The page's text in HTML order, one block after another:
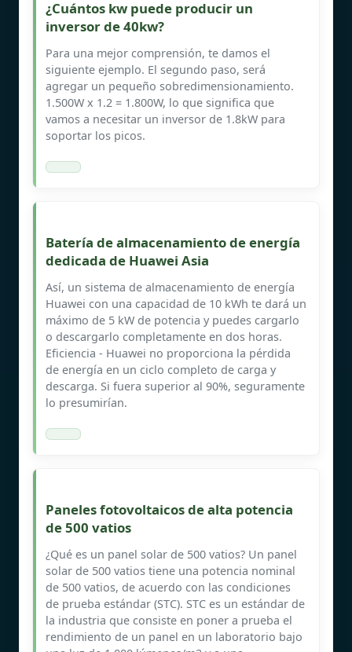
¿Cuántos kw puede producir un
inversor de 40kw?
Para una mejor comprensión, te damos el
siguiente ejemplo. El segundo paso, será
agregar un pequeño sobredimensionamiento.
1.500W x 1.2 = 1.800W, lo que significa que
vamos a necesitar un inversor de 1.8kW para
soportar los picos.
Batería de almacenamiento de energía
dedicada de Huawei Asia
Así, un sistema de almacenamiento de energía
Huawei con una capacidad de 10 kWh te dará un
máximo de 5 kW de potencia y puedes cargarlo
o descargarlo completamente en dos horas.
Eficiencia - Huawei no proporciona la pérdida
de energía en un ciclo completo de carga y
descarga. Si fuera superior al 90%, seguramente
lo presumirían.
Paneles fotovoltaicos de alta potencia
de 500 vatios
¿Qué es un panel solar de 500 vatios? Un panel
solar de 500 vatios tiene una potencia nominal
de 500 vatios, de acuerdo con las condiciones
de prueba estándar (STC). STC es un estándar de
la industria que consiste en poner a prueba el
rendimiento de un panel en un laboratorio bajo